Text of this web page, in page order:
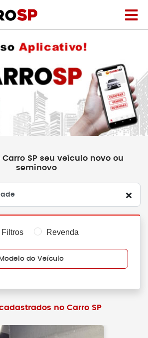
Carro SP seu veículo novo ou
seminovo
Filtros Revenda
do Veículo
no Carro SP